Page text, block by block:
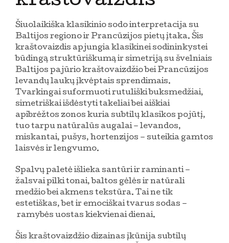
Šiuolaikiška klasikinio sodo interpretacija su
Baltijos regiono ir Prancūzijos pietų įtaka. Šis
kraštovaizdis apjungia klasikinei sodininkystei
būdingą struktūriškumą ir simetriją su švelniais
Baltijos pajūrio kraštovaizdžio bei Prancūzijos
levandų laukų įkvėptais sprendimais.
Tvarkingai suformuoti rutuliški buksmedžiai,
simetriškai išdėstyti takeliai bei aiškiai
apibrėžtos zonos kuria subtilų klasikos pojūtį,
tuo tarpu natūralūs augalai – levandos,
miskantai, pušys, hortenzijos – suteikia gamtos
laisvės ir lengvumo.
Spalvų paletė išlieka santūri ir raminanti –
žalsvai pilki tonai, baltos gėlės ir natūrali
medžio bei akmens tekstūra. Tai ne tik
estetiškas, bet ir emociškai tvarus sodas –
ramybės uostas kiekvienai dienai.
Šis kraštovaizdžio dizainas įkūnija subtilų